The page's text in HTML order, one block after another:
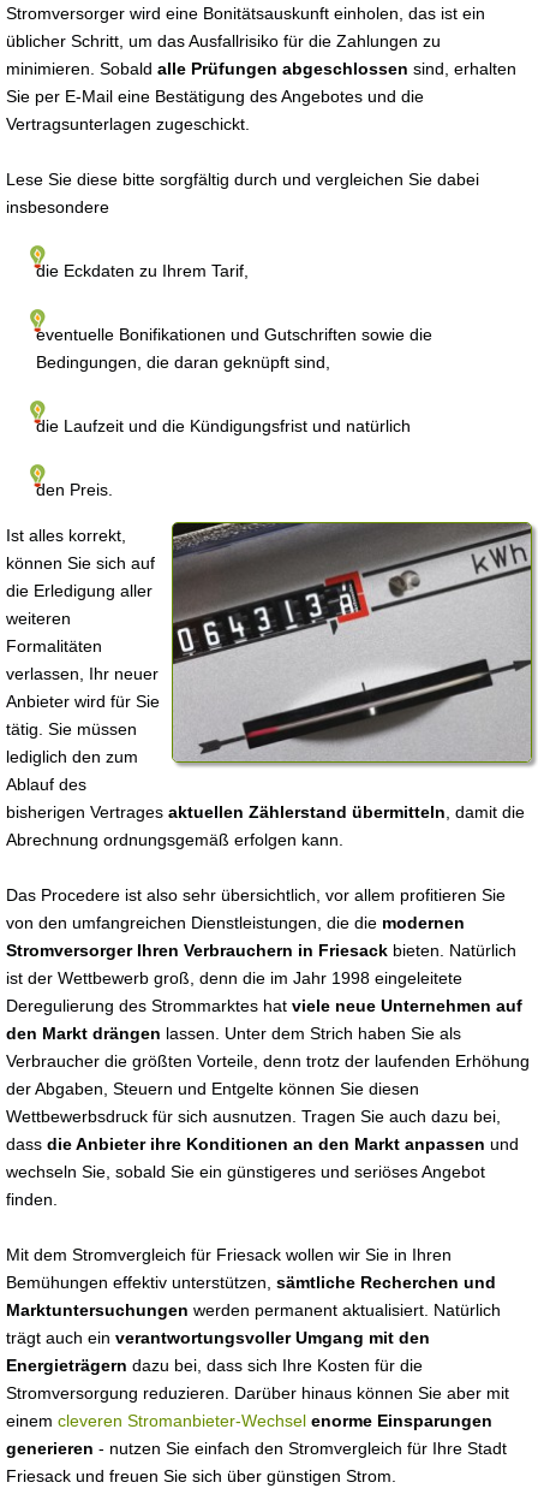
Stromversorger wird eine Bonitätsauskunft einholen, das ist ein
üblicher Schritt, um das Ausfallrisiko für die Zahlungen zu
minimieren. Sobald alle Prüfungen abgeschlossen sind, erhalten
Sie per E-Mail eine Bestätigung des Angebotes und die
Vertragsunterlagen zugeschickt.
Lese Sie diese bitte sorgfältig durch und vergleichen Sie dabei
insbesondere
die Eckdaten zu Ihrem Tarif,
eventuelle Bonifikationen und Gutschriften sowie die
Bedingungen, die daran geknüpft sind,
die Laufzeit und die Kündigungsfrist und natürlich
den Preis.
Ist alles korrekt,
können Sie sich auf
die Erledigung aller
weiteren
Formalitäten
verlassen, Ihr neuer
Anbieter wird für Sie
tätig. Sie müssen
lediglich den zum
Ablauf des
bisherigen Vertrages aktuellen Zählerstand übermitteln , damit die
Abrechnung ordnungsgemäß erfolgen kann.
Das Procedere ist also sehr übersichtlich, vor allem profitieren Sie
von den umfangreichen Dienstleistungen, die die modernen
Stromversorger Ihren Verbrauchern in Friesack bieten. Natürlich
ist der Wettbewerb groß, denn die im Jahr 1998 eingeleitete
Deregulierung des Strommarktes hat viele neue Unternehmen auf
den Markt drängen lassen. Unter dem Strich haben Sie als
Verbraucher die größten Vorteile, denn trotz der laufenden Erhöhung
der Abgaben, Steuern und Entgelte können Sie diesen
Wettbewerbsdruck für sich ausnutzen. Tragen Sie auch dazu bei,
dass die Anbieter ihre Konditionen an den Markt anpassen und
wechseln Sie, sobald Sie ein günstigeres und seriöses Angebot
finden.
Mit dem Stromvergleich für Friesack wollen wir Sie in Ihren
Bemühungen effektiv unterstützen, sämtliche Recherchen und
Marktuntersuchungen werden permanent aktualisiert. Natürlich
trägt auch ein verantwortungsvoller Umgang mit den
Energieträgern dazu bei, dass sich Ihre Kosten für die
Stromversorgung reduzieren. Darüber hinaus können Sie aber mit
einem cleveren Stromanbieter-Wechsel enorme Einsparungen
generieren - nutzen Sie einfach den Stromvergleich für Ihre Stadt
Friesack und freuen Sie sich über günstigen Strom.